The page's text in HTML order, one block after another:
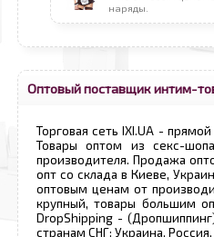
наряды.
Оптовый поставщик интим-
Торговая сеть IXI.UA -
Товары оптом из секс-
производителя. Продажа
опт со склада в Киеве,
оптовым ценам от
крупный, товары большим
DropShipping -
странам СНГ: Украина,